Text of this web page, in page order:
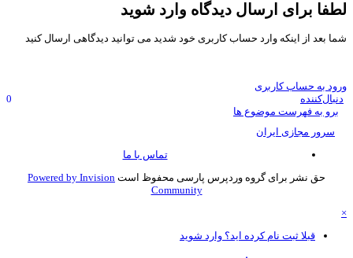
برای ارسال دیدگاه وارد شوید
بعد از اینکه وارد حساب کاربری خود شدید می توانید دیدگاهی ارسال کنید
به حساب کاربری
برو به فهرست موضوع ها
سرور مجازی ایران
تماس با ما
حق نشر برای گروه وردپرس پارسی محفوظ است Powered by Invision
Community
قبلا ثبت نام کرده اید؟ وارد شوید